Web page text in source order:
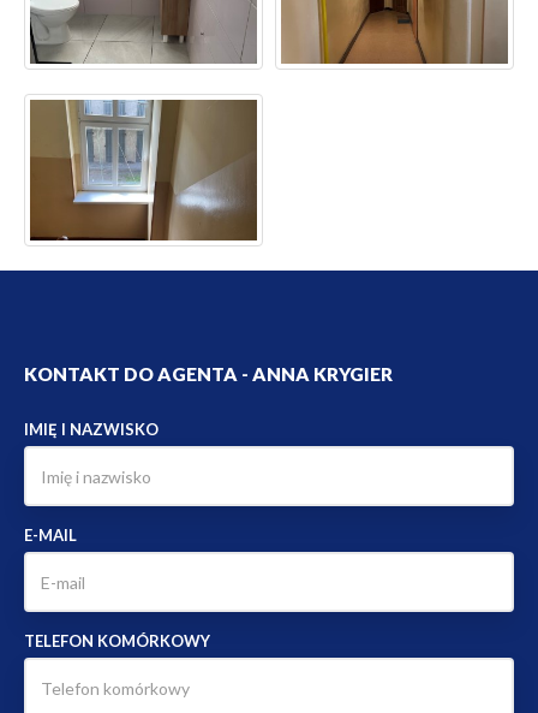
KONTAKT DO AGENTA - ANNA KRYGIER
IMIĘ I NAZWISKO
E-MAIL
TELEFON KOMÓRKOWY